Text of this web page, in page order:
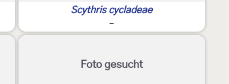
Scythris cycladeae
-
Foto gesucht